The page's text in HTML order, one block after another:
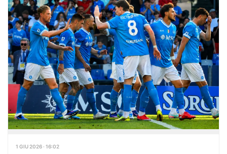
1 GIU 2026 · 16:02